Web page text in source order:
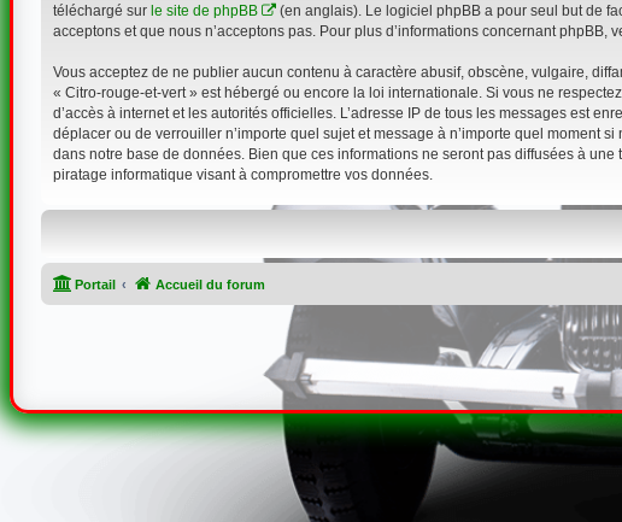
téléchargé sur le site de phpBB
(en anglais). Le logiciel phpBB a pour seul but de
acceptons et que nous n’acceptons pas. Pour plus d’informations concernant phpBB,
Vous acceptez de ne publier aucun contenu à caractère abusif, obscène, vulgaire,
« Citro-rouge-et-vert » est hébergé ou encore la loi internationale. Si vous ne
d’accès à internet et les autorités officielles. L’adresse IP de tous les messages est
déplacer ou de verrouiller n’importe quel sujet et message à n’importe quel moment
dans notre base de données. Bien que ces informations ne seront pas diffusées à
piratage informatique visant à compromettre vos données.
Portail Accueil du forum